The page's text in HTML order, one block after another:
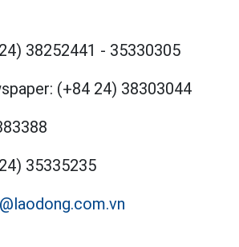
38252441 - 35330305
(+84 24) 38303044
35335235